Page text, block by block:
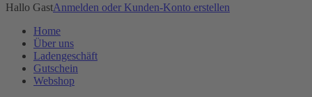
Hallo GastAnmelden oder Kunden-Konto erstellen
Home
Über uns
Ladengeschäft
Gutschein
Webshop